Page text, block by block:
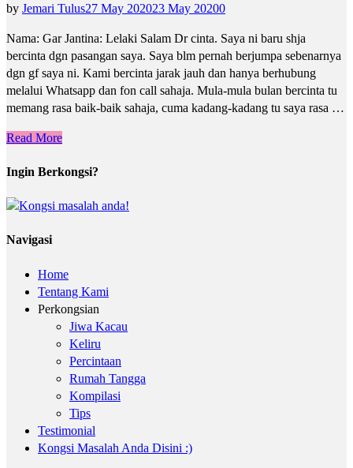
by Jemari Tulus27 May 202023 May 20200
Nama: Gar Jantina: Lelaki Salam Dr cinta. Saya ni baru shja
bercinta dgn pasangan saya. Saya blm pernah berjumpa sebenarnya
dgn gf saya ni. Kami bercinta jarak jauh dan hanya berhubung
melalui Whatsapp dan fon call sahaja. Mula-mula bulan bercinta tu
memang rasa baik-baik sahaja, cuma kadang-kadang tu saya rasa …
Read More
Ingin Berkongsi?
Navigasi
Home
Tentang Kami
Perkongsian
Jiwa Kacau
Keliru
Percintaan
Rumah Tangga
Kompilasi
Tips
Testimonial
Kongsi Masalah Anda Disini :)